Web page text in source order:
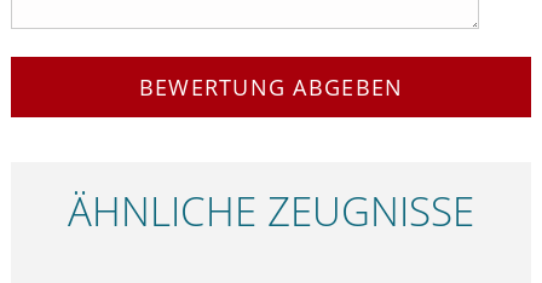
BEWERTUNG ABGEBEN
ÄHNLICHE ZEUGNISSE